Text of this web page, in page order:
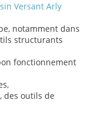
Versant Arly
notamment dans
structurants
fonctionnement
des outils de